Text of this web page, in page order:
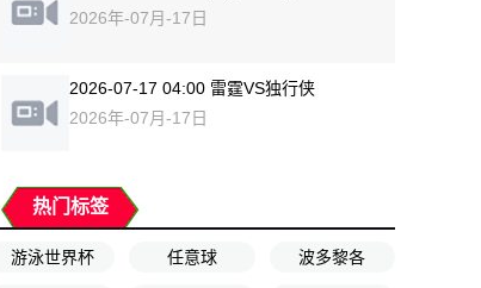
2026年-07月-17日
2026-07-17 04:00 雷霆VS独行侠
2026年-07月-17日
热门标签
游泳世界杯 任意球 波多黎各